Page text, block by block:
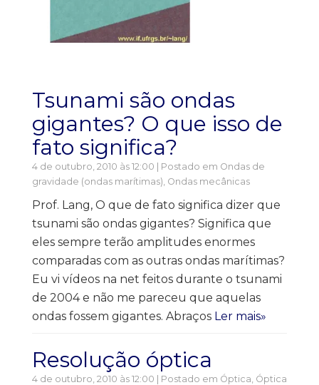
Tsunami são ondas
gigantes? O que isso de
fato significa?
4 de outubro, 2010 às 12:00 | Postado em Ondas de
gravidade (ondas marítimas) Ondas mecânicas
Prof. Lang, O que de fato significa dizer que
tsunami são ondas gigantes? Significa que
eles sempre terão amplitudes enormes
comparadas com as outras ondas marítimas?
Eu vi vídeos na net feitos durante o tsunami
de 2004 e não me pareceu que aquelas
ondas fossem gigantes. Abraços Ler mais»
Resolução óptica
4 de outubro, 2010 às 12:00 | Postado em Óptica Óptica